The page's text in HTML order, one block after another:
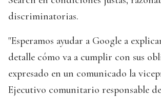
discriminatorias.
"Esperamos ayudar a Google a
detalle cómo va a cumplir con sus
expresado en un comunicado la
Ejecutivo comunitario responsable